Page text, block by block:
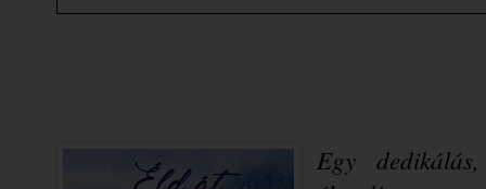
Egy